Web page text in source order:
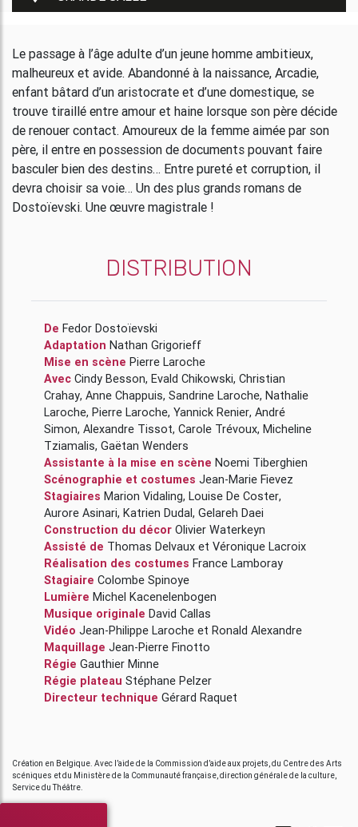
Le passage à l’âge adulte d’un jeune homme ambitieux,
malheureux et avide. Abandonné à la naissance, Arcadie,
enfant bâtard d’un aristocrate et d’une domestique, se
trouve tiraillé entre amour et haine lorsque son père décide
de renouer contact. Amoureux de la femme aimée par son
père, il entre en possession de documents pouvant faire
basculer bien des destins… Entre pureté et corruption, il
devra choisir sa voie… Un des plus grands romans de
Dostoïevski. Une œuvre magistrale !
DISTRIBUTION
De Fedor Dostoïevski
Adaptation Nathan Grigorieff
Mise en scène Pierre Laroche
Avec Cindy Besson, Evald Chikowski, Christian
Crahay, Anne Chappuis, Sandrine Laroche, Nathalie
Laroche, Pierre Laroche, Yannick Renier, André
Simon, Alexandre Tissot, Carole Trévoux, Micheline
Tziamalis, Gaëtan Wenders
Assistante à la mise en scène Noemi Tiberghien
Scénographie et costumes Jean-Marie Fievez
Stagiaires Marion Vidaling, Louise De Coster,
Aurore Asinari, Katrien Dudal, Gelareh Daei
Construction du décor Olivier Waterkeyn
Assisté de Thomas Delvaux et Véronique Lacroix
Réalisation des costumes France Lamboray
Stagiaire Colombe Spinoye
Lumière
Michel Kacenelenbogen
Musique originale David Callas
Vidéo Jean-Philippe Laroche et Ronald Alexandre
Maquillage Jean-Pierre Finotto
Régie Gauthier Minne
Régie plateau Stéphane Pelzer
Directeur technique Gérard Raquet
Création en Belgique. Avec l’aide de la Commission d’aide aux projets, du Centre des Arts
scéniques et du Ministère de la Communauté française, direction générale de la culture,
Service du Théâtre.